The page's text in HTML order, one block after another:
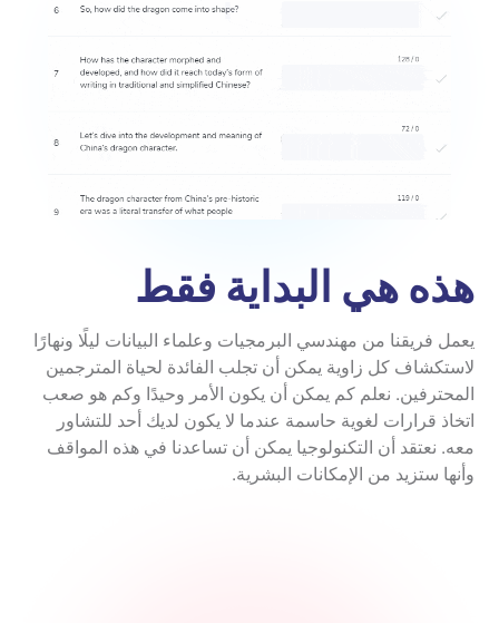
هذه هي البداية فقط
يعمل فريقنا من مهندسي البرمجيات وعلماء البيانات ليلًا ونهارًا
لاستكشاف كل زاوية يمكن أن تجلب الفائدة لحياة المترجمين
المحترفين. نعلم كم يمكن أن يكون الأمر وحيدًا وكم هو صعب
اتخاذ قرارات لغوية حاسمة عندما لا يكون لديك أحد للتشاور
معه. نعتقد أن التكنولوجيا يمكن أن تساعدنا في هذه المواقف
وأنها ستزيد من الإمكانات البشرية.